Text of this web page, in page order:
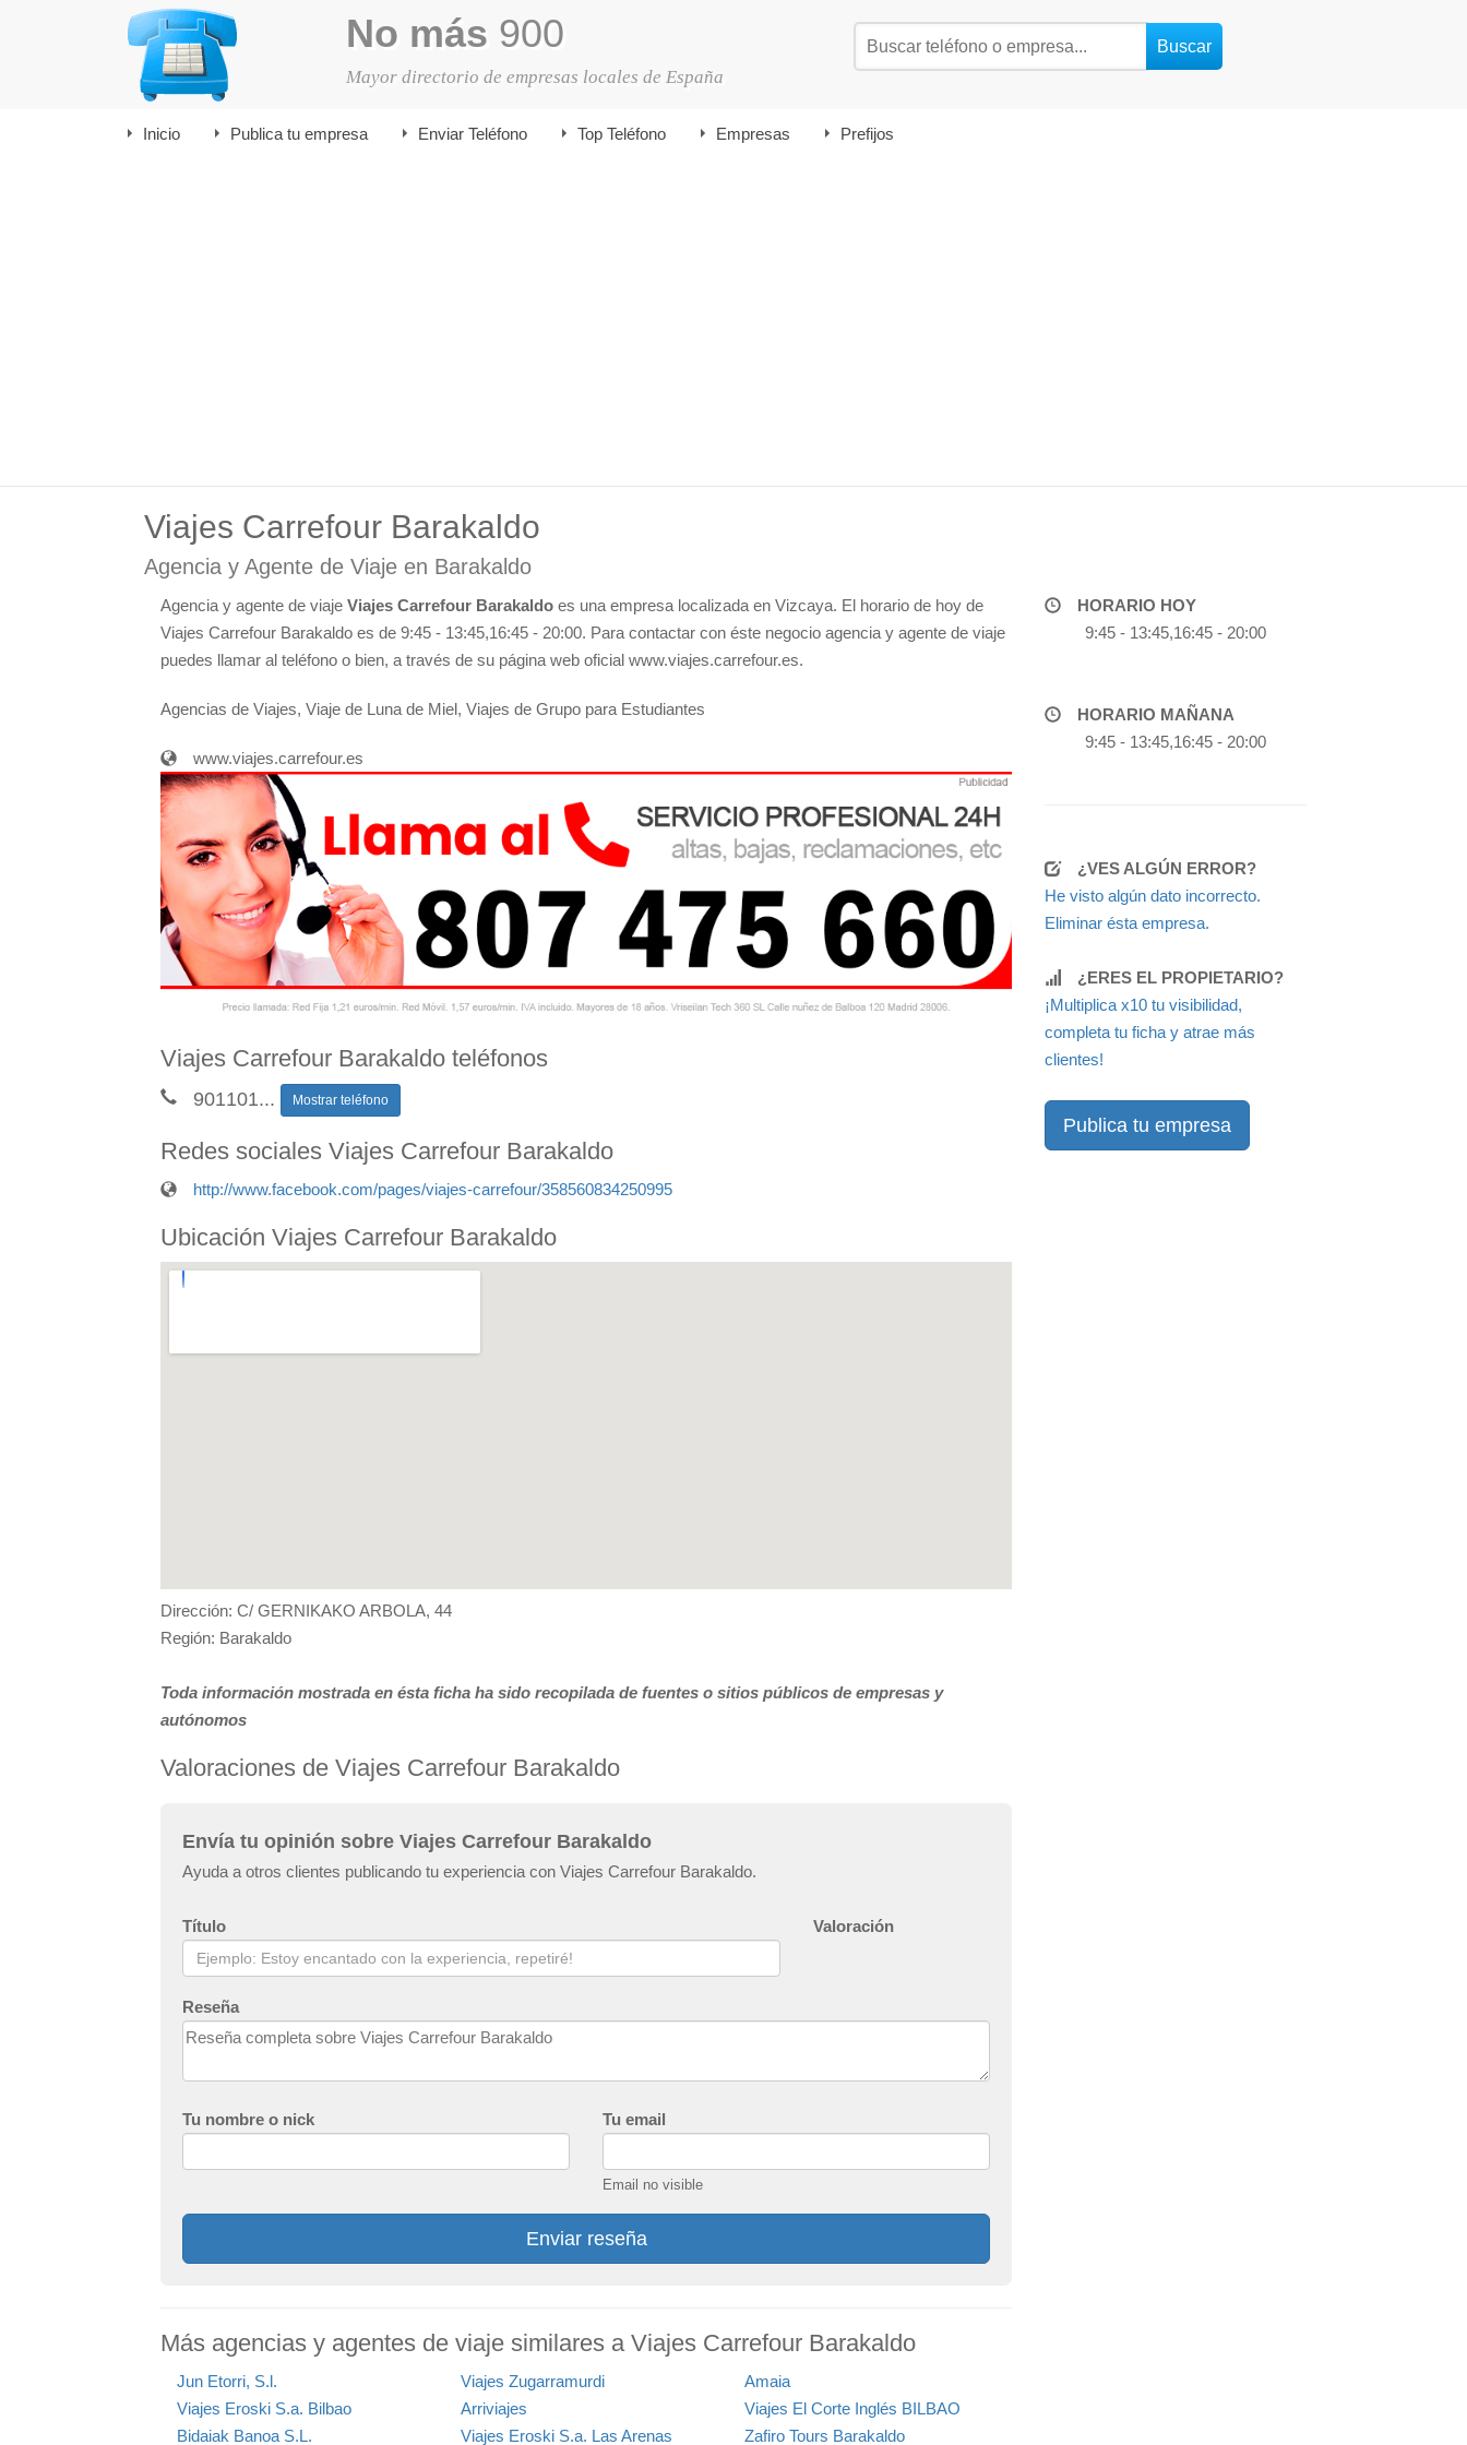
No más 900
Mayor directorio de empresas locales de España
Inicio Publica tu empresa Enviar Teléfono Top Teléfono Empresas Prefijos
Viajes Carrefour Barakaldo
Agencia y Agente de Viaje en Barakaldo
Agencia y agente de viaje Viajes Carrefour Barakaldo es una empresa localizada en Vizcaya. El horario de hoy de
Viajes Carrefour Barakaldo es de 9:45 - 13:45,16:45 - 20:00. Para contactar con éste negocio agencia y agente de viaje
puedes llamar al teléfono o bien, a través de su página web oficial www.viajes.carrefour.es.
Agencias de Viajes, Viaje de Luna de Miel, Viajes de Grupo para Estudiantes
www.viajes.carrefour.es
Viajes Carrefour Barakaldo teléfonos
901101... Mostrar teléfono
Redes sociales Viajes Carrefour Barakaldo
http://www.facebook.com/pages/viajes-carrefour/358560834250995
Ubicación Viajes Carrefour Barakaldo
Dirección: C/ GERNIKAKO ARBOLA, 44
Región: Barakaldo
Toda información mostrada en ésta ficha ha sido recopilada de fuentes o sitios públicos de empresas y
autónomos
Valoraciones de Viajes Carrefour Barakaldo
Envía tu opinión sobre Viajes Carrefour Barakaldo
Ayuda a otros clientes publicando tu experiencia con Viajes Carrefour Barakaldo.
Título Valoración
Reseña
Tu nombre o nick Tu email
Email no visible
Enviar reseña
Más agencias y agentes de viaje similares a Viajes Carrefour Barakaldo
Jun Etorri, S.l. Viajes Zugarramurdi
Amaia
Viajes Eroski S.a. Bilbao
Arriviajes
Viajes El Corte Inglés BILBAO
Bidaiak Banoa S.L.
Viajes Eroski S.a. Las Arenas Zafiro Tours Barakaldo
HORARIO HOY
9:45 - 13:45,16:45 - 20:00
HORARIO MAÑANA
9:45 - 13:45,16:45 - 20:00
¿VES ALGÚN ERROR?
He visto algún dato incorrecto.
Eliminar ésta empresa.
¿ERES EL PROPIETARIO?
¡Multiplica x10 tu visibilidad,
completa tu ficha y atrae más
clientes!
Publica tu empresa